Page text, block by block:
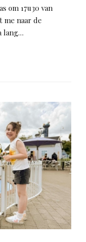
om 17u30 van
me naar de
lang…